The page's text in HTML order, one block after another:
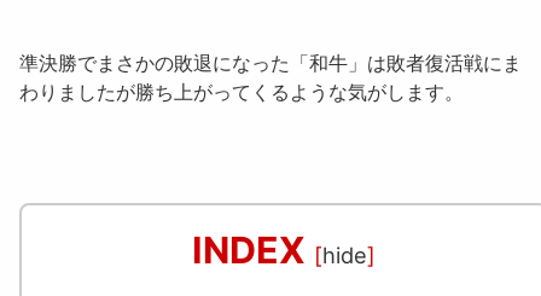
準決勝でまさかの敗退になった「和牛 」は敗者復活戦にま
わりましたが勝ち上がってくるような気がします。
INDEX [hide]